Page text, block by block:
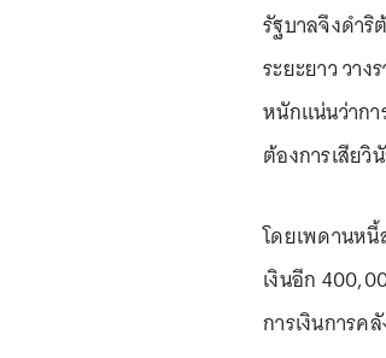
รัฐบาลจึงดำริ
ระยะยาว วา
หนักแน่นว่าก
ต้องการเสียวิ
โดยเพดานห
เงินอีก
การเงินการค